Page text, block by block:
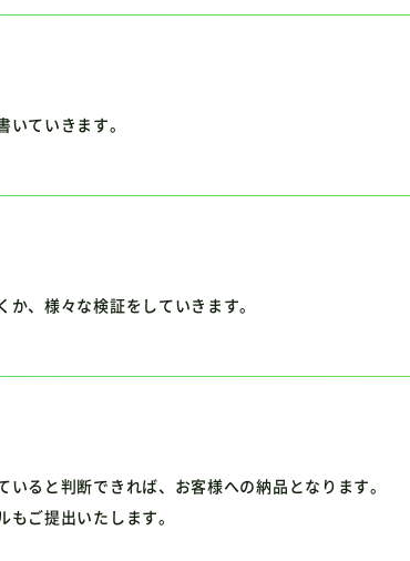
いていきます。
か、様々な検証をしていきます。
ると判断できれば、お客様への納品となります。
もご提出いたします。